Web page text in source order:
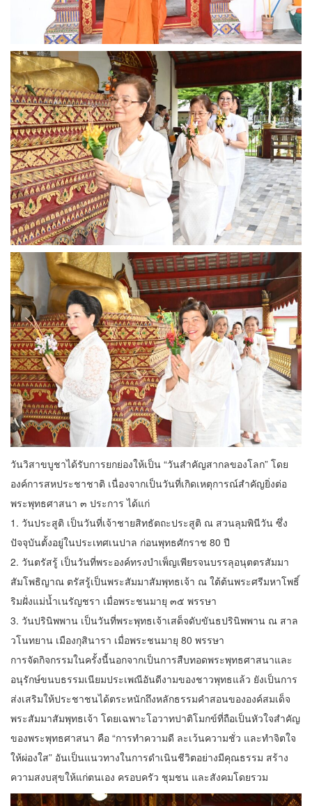
วันวิสาขบูชาได้รับการยกย่องให้เป็น “วันสำคัญสากลของโลก” โดย
องค์การสหประชาชาติ เนื่องจากเป็นวันที่เกิดเหตุการณ์สำคัญยิ่งต่อ
พระพุทธศาสนา ๓ ประการ ได้แก่
1. วันประสูติ เป็นวันที่เจ้าชายสิทธัตถะประสูติ ณ สวนลุมพินีวัน ซึ่ง
ปัจจุบันตั้งอยู่ในประเทศเนปาล ก่อนพุทธศักราช 80 ปี
2. วันตรัสรู้ เป็นวันที่พระองค์ทรงบำเพ็ญเพียรจนบรรลุอนุตตรสัมมา
สัมโพธิญาณ ตรัสรู้เป็นพระสัมมาสัมพุทธเจ้า ณ ใต้ต้นพระศรีมหาโพธิ์
ริมฝั่งแม่น้ำเนรัญชรา เมื่อพระชนมายุ ๓๕ พรรษา
3. วันปรินิพพาน เป็นวันที่พระพุทธเจ้าเสด็จดับขันธปรินิพพาน ณ สาล
วโนทยาน เมืองกุสินารา เมื่อพระชนมายุ 80 พรรษา
การจัดกิจกรรมในครั้งนี้นอกจากเป็นการสืบทอดพระพุทธศาสนาและ
อนุรักษ์ขนบธรรมเนียมประเพณีอันดีงามของชาวพุทธแล้ว ยังเป็นการ
ส่งเสริมให้ประชาชนได้ตระหนักถึงหลักธรรมคำสอนขององค์สมเด็จ
พระสัมมาสัมพุทธเจ้า โดยเฉพาะโอวาทปาติโมกข์ที่ถือเป็นหัวใจสำคัญ
ของพระพุทธศาสนา คือ “การทำความดี ละเว้นความชั่ว และทำจิตใจ
ให้ผ่องใส” อันเป็นแนวทางในการดำเนินชีวิตอย่างมีคุณธรรม สร้าง
ความสงบสุขให้แก่ตนเอง ครอบครัว ชุมชน และสังคมโดยรวม